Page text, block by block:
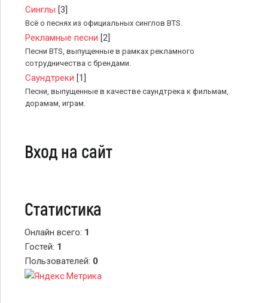
Синглы [3]
Всё о песнях из официальных синглов BTS.
Рекламные песни [2]
Песни BTS, выпущенные в рамках рекламного
сотрудничества с брендами.
Саундтреки [1]
Песни, выпущенные в качестве саундтрека к фильмам,
дорамам, играм.
Вход на сайт
Статистика
Онлайн всего: 1
Гостей: 1
Пользователей: 0